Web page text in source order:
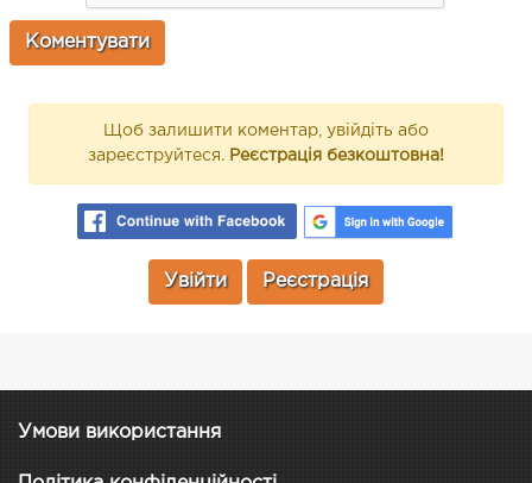
Щоб залишити коментар, увійдіть або
зареєструйтеся. Реєстрація безкоштовна!
Увійти Реєстрація
Умови використання